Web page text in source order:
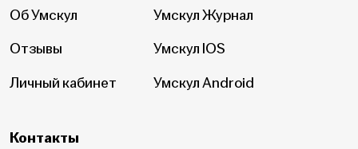
Об Умскул
Отзывы
Личный кабинет
Умскул Журнал
Умскул IOS
Умскул Android
Контакты